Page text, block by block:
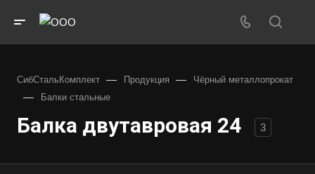
СибСтальКомплект — Продукция — Чёрный металлопрокат
— Балки стальные
Балка двутавровая 24 3